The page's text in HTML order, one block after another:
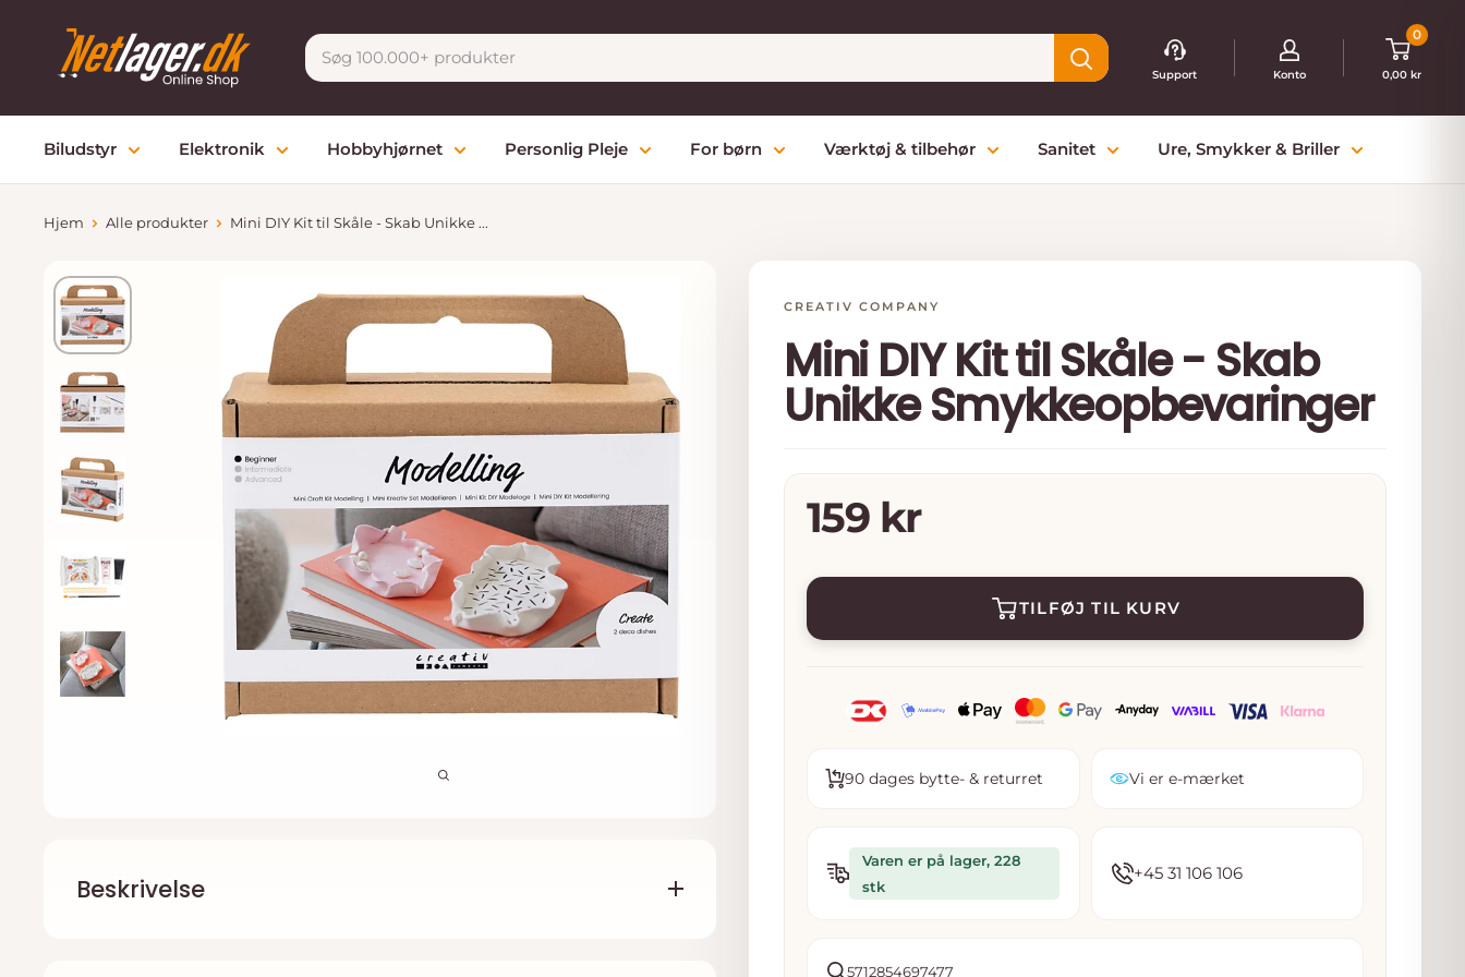
indhold
Netlager
Support Konto
0
0,00 kr
Biludstyr Elektronik Hobbyhjørnet Personlig Pleje For børn Værktøj & tilbehør Sanitet Ure, Smykker & Briller
Hjem Alle produkter Mini DIY Kit til Skåle - Skab Unikke ...
CREATIV COMPANY
Mini DIY Kit til Skåle - Skab
Unikke Smykkeopbevaringer
Tilbudspris
159 kr
TILFØJ TIL KURV
90 dages bytte- & returret Vi er e-mærket
Varen er på lager, 228
stk
+45 31 106 106
5712854697477
Beskrivelse